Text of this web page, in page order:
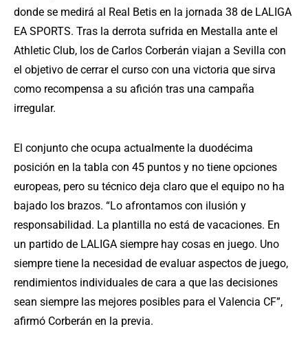
donde se medirá al Real Betis en la jornada 38 de LALIGA
EA SPORTS. Tras la derrota sufrida en Mestalla ante el
Athletic Club, los de Carlos Corberán viajan a Sevilla con
el objetivo de cerrar el curso con una victoria que sirva
como recompensa a su afición tras una campaña
irregular.
El conjunto che ocupa actualmente la duodécima
posición en la tabla con 45 puntos y no tiene opciones
europeas, pero su técnico deja claro que el equipo no ha
bajado los brazos. “Lo afrontamos con ilusión y
responsabilidad. La plantilla no está de vacaciones. En
un partido de LALIGA siempre hay cosas en juego. Uno
siempre tiene la necesidad de evaluar aspectos de juego,
rendimientos individuales de cara a que las decisiones
sean siempre las mejores posibles para el Valencia CF”,
afirmó Corberán en la previa.